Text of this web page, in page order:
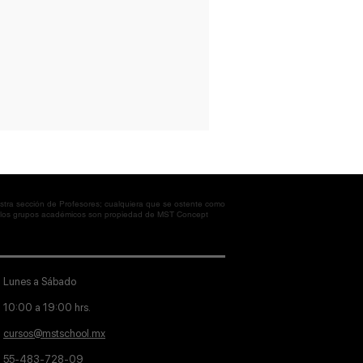
sección de Profesores; cualquiera que se ostente como
grupos académicos son propiedad de MST Concept
Lunes a Sábado
10:00 a 19:00 hrs.
cursos@mstschool.mx
55-483-728-09